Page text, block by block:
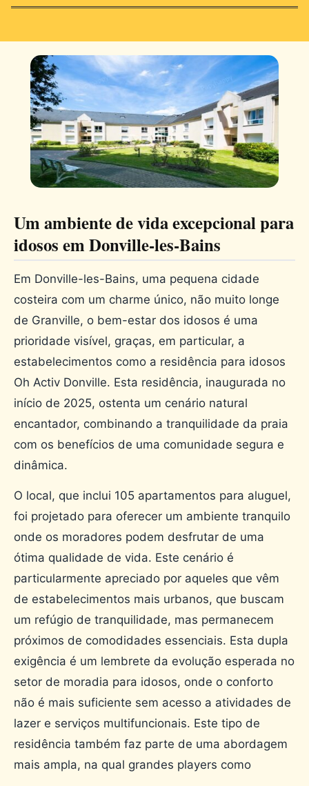
Um ambiente de vida excepcional para
idosos em Donville-les-Bains
Em Donville-les-Bains, uma pequena cidade
costeira com um charme único, não muito longe
de Granville, o bem-estar dos idosos é uma
prioridade visível, graças, em particular, a
estabelecimentos como a residência para idosos
Oh Activ Donville. Esta residência, inaugurada no
início de 2025, ostenta um cenário natural
encantador, combinando a tranquilidade da praia
com os benefícios de uma comunidade segura e
dinâmica.
O local, que inclui 105 apartamentos para aluguel,
foi projetado para oferecer um ambiente tranquilo
onde os moradores podem desfrutar de uma
ótima qualidade de vida. Este cenário é
particularmente apreciado por aqueles que vêm
de estabelecimentos mais urbanos, que buscam
um refúgio de tranquilidade, mas permanecem
próximos de comodidades essenciais. Esta dupla
exigência é um lembrete da evolução esperada no
setor de moradia para idosos, onde o conforto
não é mais suficiente sem acesso a atividades de
lazer e serviços multifuncionais. Este tipo de
residência também faz parte de uma abordagem
mais ampla, na qual grandes players como